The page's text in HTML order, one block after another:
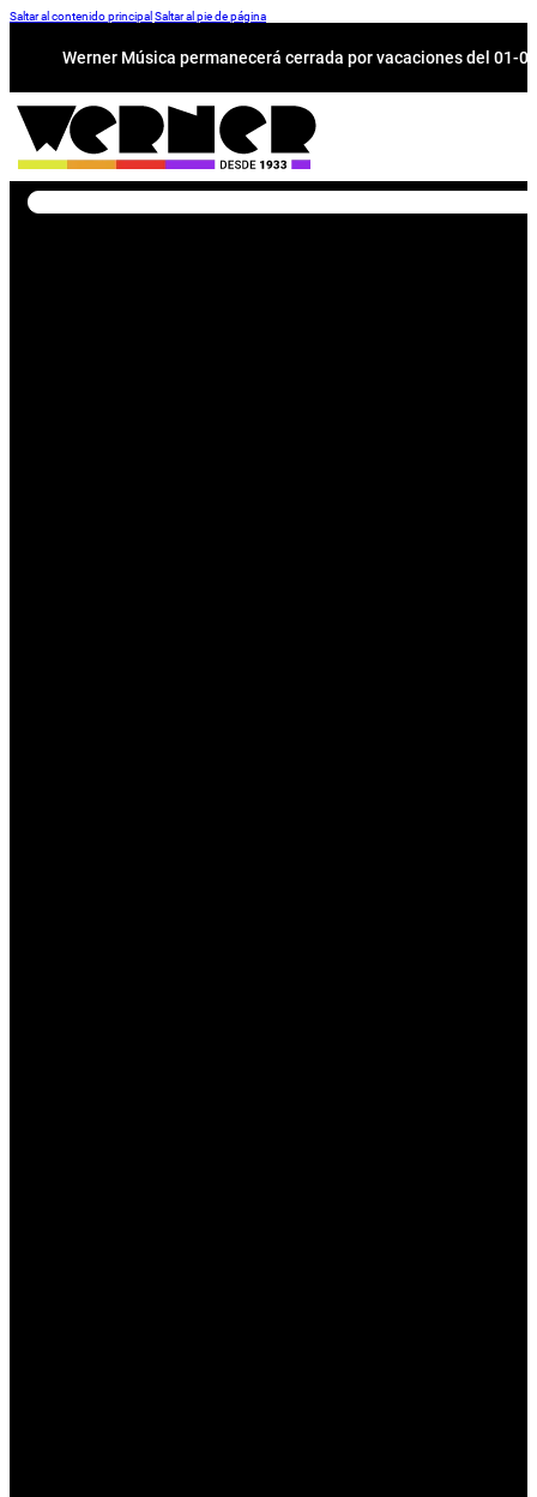
Saltar al contenido principal Saltar al pie de página
Werner Música permanecerá cerrada por vacaciones del 01-
Buscar